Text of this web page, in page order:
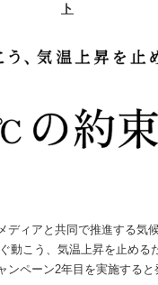
ト
ディアと共同で推進する気
動こう、気温上昇を止める
ンペーン2年目を実施すると